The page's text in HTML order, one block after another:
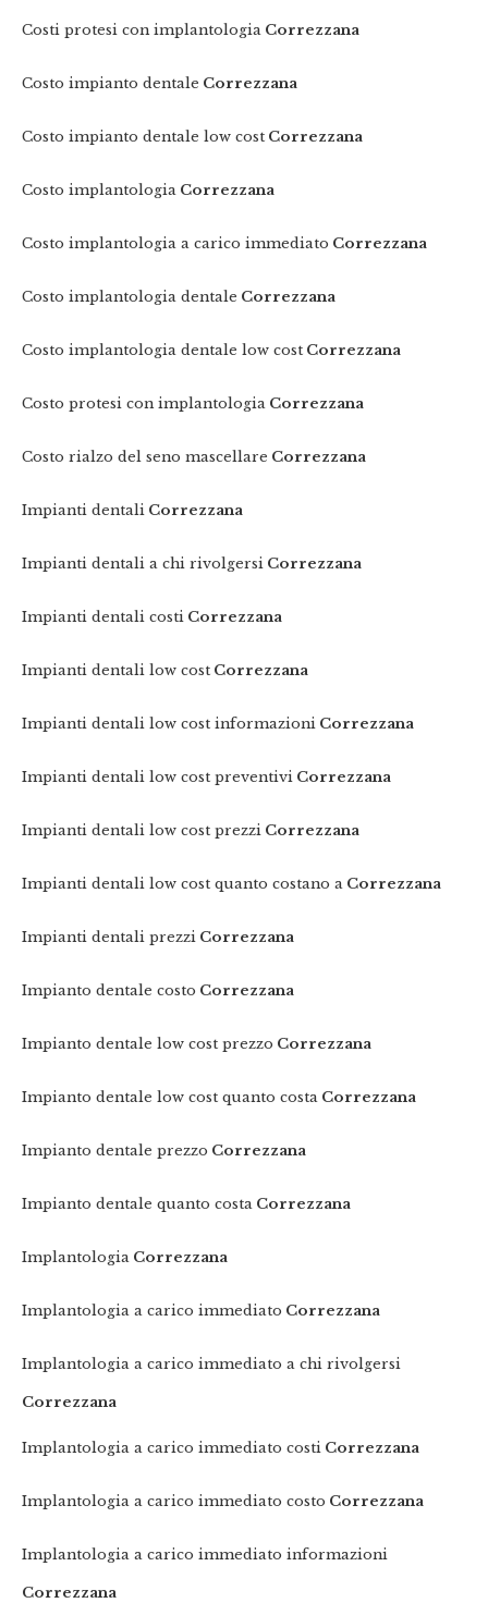
Costi protesi con implantologia Correzzana
Costo impianto dentale Correzzana
Costo impianto dentale low cost Correzzana
Costo implantologia Correzzana
Costo implantologia a carico immediato Correzzana
Costo implantologia dentale Correzzana
Costo implantologia dentale low cost Correzzana
Costo protesi con implantologia Correzzana
Costo rialzo del seno mascellare Correzzana
Impianti dentali Correzzana
Impianti dentali a chi rivolgersi Correzzana
Impianti dentali costi Correzzana
Impianti dentali low cost Correzzana
Impianti dentali low cost informazioni Correzzana
Impianti dentali low cost preventivi Correzzana
Impianti dentali low cost prezzi Correzzana
Impianti dentali low cost quanto costano a Correzzana
Impianti dentali prezzi Correzzana
Impianto dentale costo Correzzana
Impianto dentale low cost prezzo Correzzana
Impianto dentale low cost quanto costa Correzzana
Impianto dentale prezzo Correzzana
Impianto dentale quanto costa Correzzana
Implantologia Correzzana
Implantologia a carico immediato Correzzana
Implantologia a carico immediato a chi rivolgersi
Correzzana
Implantologia a carico immediato costi Correzzana
Implantologia a carico immediato costo Correzzana
Implantologia a carico immediato informazioni
Correzzana